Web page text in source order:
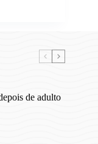
de adulto